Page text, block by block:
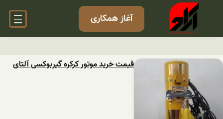
آغاز همکاری
قیمت خرید موتور کرکره گیربوکسی آلتای